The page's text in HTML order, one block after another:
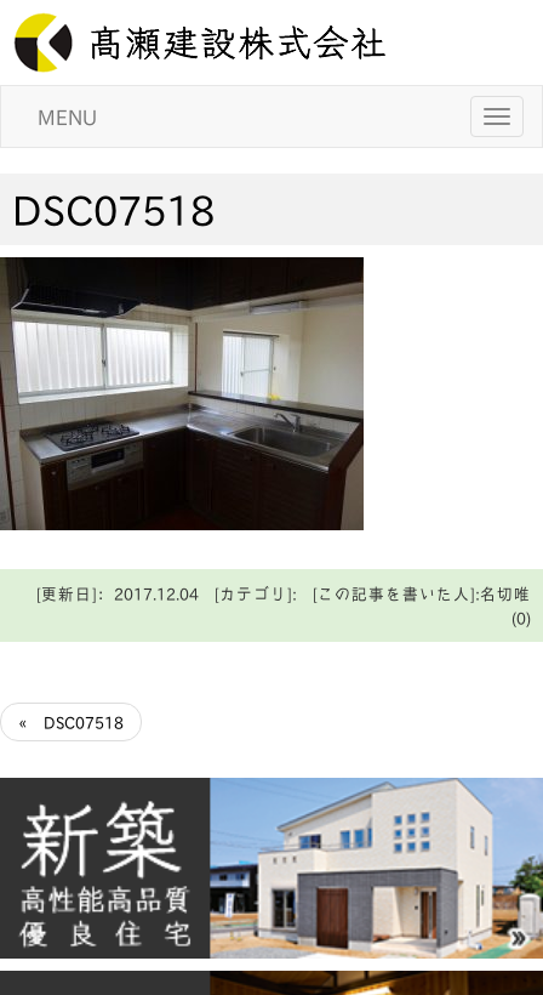
MENU
DSC07518
[更新日]：2017.12.04 [カテゴリ]: [この記事を書いた人]:名切唯
(0)
« DSC07518